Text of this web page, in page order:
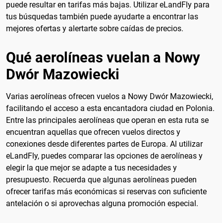
puede resultar en tarifas más bajas. Utilizar eLandFly para
tus búsquedas también puede ayudarte a encontrar las
mejores ofertas y alertarte sobre caídas de precios.
Qué aerolíneas vuelan a Nowy
Dwór Mazowiecki
Varias aerolíneas ofrecen vuelos a Nowy Dwór Mazowiecki,
facilitando el acceso a esta encantadora ciudad en Polonia.
Entre las principales aerolíneas que operan en esta ruta se
encuentran aquellas que ofrecen vuelos directos y
conexiones desde diferentes partes de Europa. Al utilizar
eLandFly, puedes comparar las opciones de aerolíneas y
elegir la que mejor se adapte a tus necesidades y
presupuesto. Recuerda que algunas aerolíneas pueden
ofrecer tarifas más económicas si reservas con suficiente
antelación o si aprovechas alguna promoción especial.